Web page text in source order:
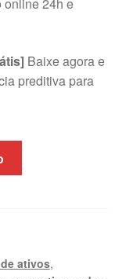
online 24h e
Baixe agora e
preditiva para
ativos,